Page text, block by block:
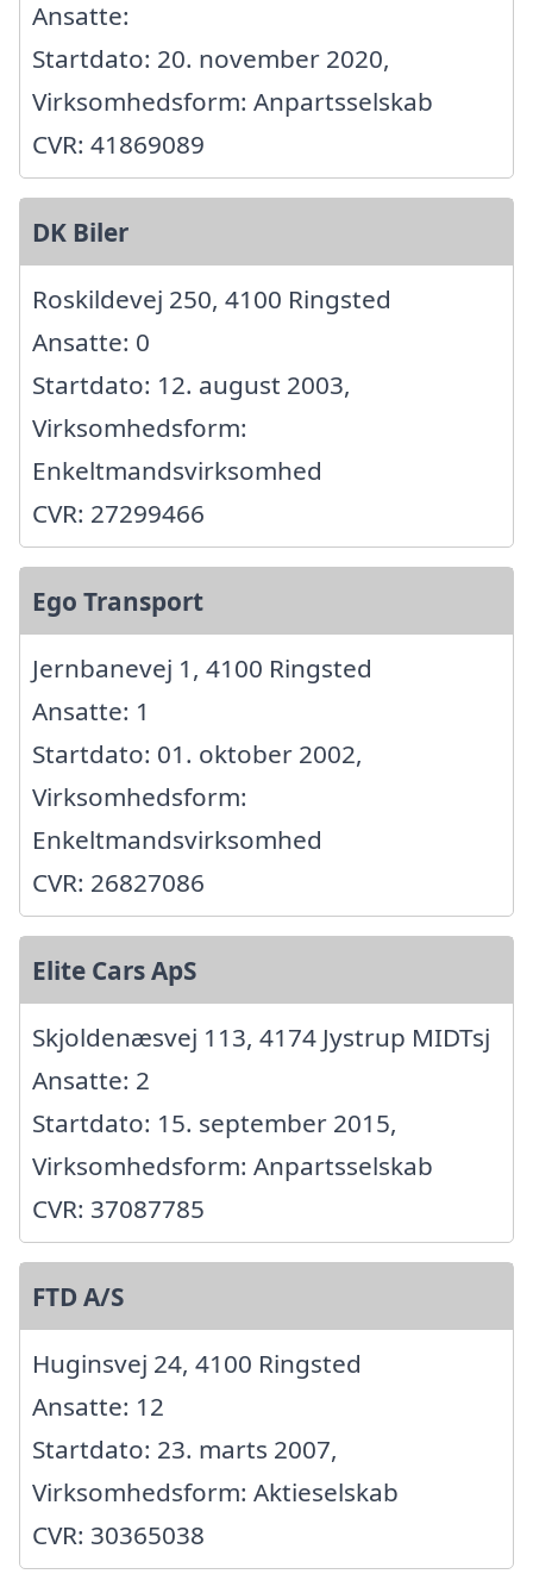
Ansatte:
Startdato: 20. november 2020,
Virksomhedsform: Anpartsselskab
CVR: 41869089
DK Biler
Roskildevej 250, 4100 Ringsted
Ansatte: 0
Startdato: 12. august 2003,
Virksomhedsform:
Enkeltmandsvirksomhed
CVR: 27299466
Ego Transport
Jernbanevej 1, 4100 Ringsted
Ansatte: 1
Startdato: 01. oktober 2002,
Virksomhedsform:
Enkeltmandsvirksomhed
CVR: 26827086
Elite Cars ApS
Skjoldenæsvej 113, 4174 Jystrup MIDTsj
Ansatte: 2
Startdato: 15. september 2015,
Virksomhedsform: Anpartsselskab
CVR: 37087785
FTD A/S
Huginsvej 24, 4100 Ringsted
Ansatte: 12
Startdato: 23. marts 2007,
Virksomhedsform: Aktieselskab
CVR: 30365038